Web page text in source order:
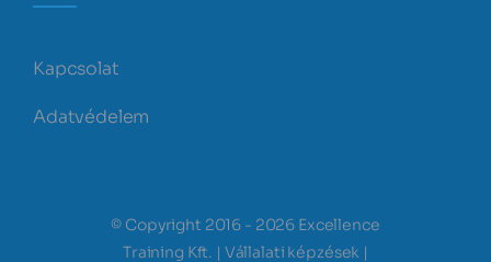
Kapcsolat
Adatvédelem
© Copyright 2016 - 2026 Excellence
Training Kft. | Vállalati képzések |